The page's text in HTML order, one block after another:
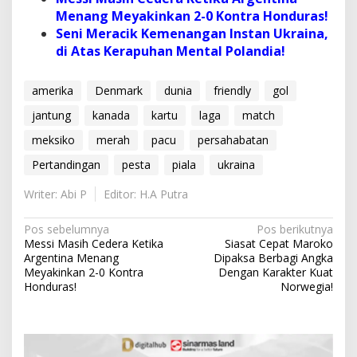
Menang Meyakinkan 2-0 Kontra Honduras!
Seni Meracik Kemenangan Instan Ukraina,
di Atas Kerapuhan Mental Polandia!
amerika Denmark​ dunia friendly
gol
jantung
kanada kartu laga
match
meksiko
merah pacu
persahabatan
Pertandingan
pesta piala
ukraina
Writer: Abi P
Editor: H.A Putra
N
a
v
Pos sebelumnya
Messi Masih Cedera Ketika
Argentina Menang
Meyakinkan 2-0 Kontra
Honduras!
Pos berikutnya
Siasat Cepat Maroko
Dipaksa Berbagi Angka
Dengan Karakter Kuat
Norwegia!